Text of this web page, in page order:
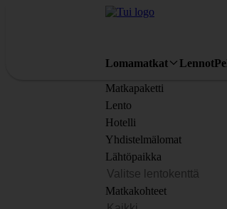
Lomamatkat Lennot
Matkapaketti
Lento
Hotelli
Yhdistelmälomat
Lähtöpaikka
Matkakohteet